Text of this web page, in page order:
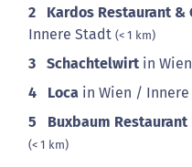
2 Kardos Restaurant &
Innere Stadt (< 1 km)
3 Schachtelwirt in
4 Loca in Wien /
5 Buxbaum Restaurant
(< 1 km)